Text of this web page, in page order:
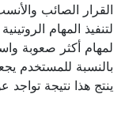
القرار الصائب
لتنفيذ المهام
لمهام أكثر صعوبة
بالنسبة للمستخدم
ينتج هذا نتيجة تواجد